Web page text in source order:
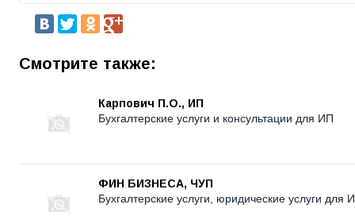
Смотрите также:
Карпович П.О., ИП
Бухгалтерские услуги и консультации для ИП
ФИН БИЗНЕСА, ЧУП
Бухгалтерские услуги, юридические услуги